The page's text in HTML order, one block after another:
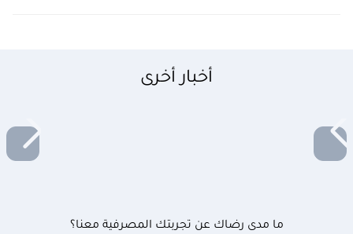
أخبار أخرى
ما مدى رضاك عن تجربتك المصرفية معنا؟